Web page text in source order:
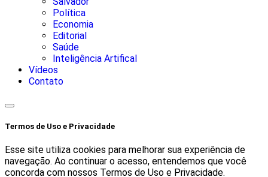
Política
Economia
Editorial
Saúde
Inteligência Artifical
Vídeos
Contato
Termos de Uso e Privacidade
Esse site utiliza cookies para melhorar sua experiência de
navegação. Ao continuar o acesso, entendemos que você
concorda com nossos Termos de Uso e Privacidade.